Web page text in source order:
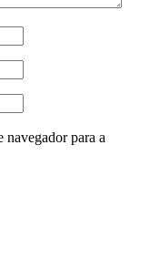
navegador para a